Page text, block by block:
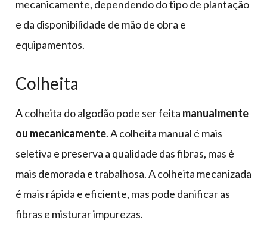
mecanicamente, dependendo do tipo de plantação
e da disponibilidade de mão de obra e
equipamentos.
Colheita
A colheita do algodão pode ser feita manualmente
ou mecanicamente. A colheita manual é mais
seletiva e preserva a qualidade das fibras, mas é
mais demorada e trabalhosa. A colheita mecanizada
é mais rápida e eficiente, mas pode danificar as
fibras e misturar impurezas.